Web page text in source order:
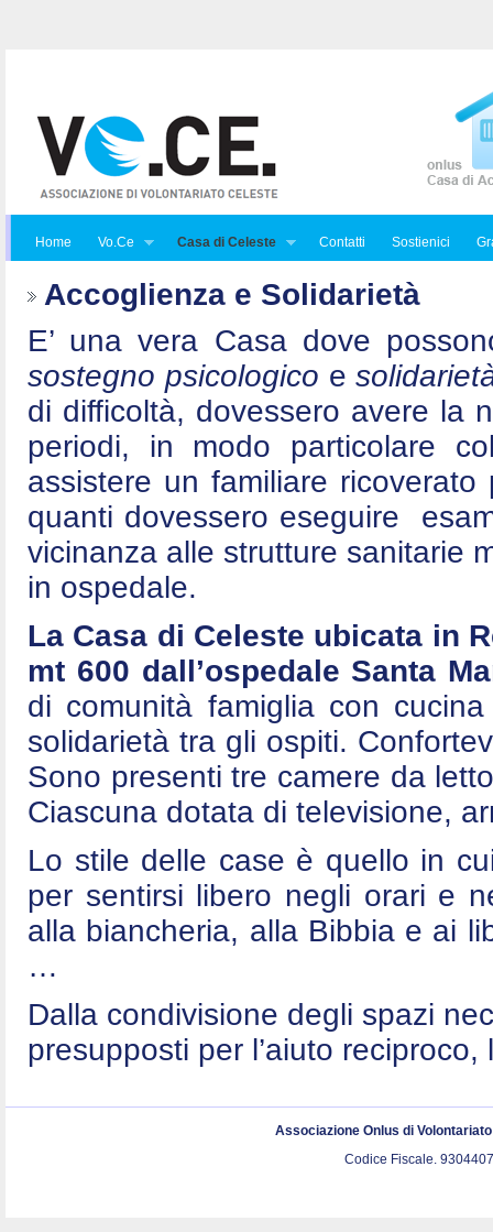
Home Vo.Ce Casa di Celeste Contatti Sostienici
Accoglienza e Solidarietà
E’ una vera Casa dove
sostegno psicologico e
di difficoltà, dovessero avere la
periodi, in modo particolare
assistere un familiare
quanti dovessero eseguire
vicinanza alle strutture sanitarie
in ospedale.
La Casa di Celeste ubicata in
mt 600 dall’ospedale Santa
di comunità famiglia con
solidarietà tra gli ospiti.
Sono presenti tre camere da
Ciascuna dotata di televisione,
Lo stile delle case è quello in
per sentirsi libero negli orari e
alla biancheria, alla Bibbia e ai
…
Dalla condivisione degli spazi
presupposti per l’aiuto
Associazione Onlus di
Codice Fiscale.